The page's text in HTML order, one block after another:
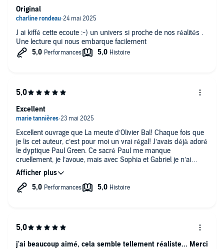
J ai kiffé cette ecoute :-) un univers si proche de nos réalités .
Une lecture qui nous embarque facilement
Original
Excellent ouvrage que La meute d’Olivier Bal! Chaque fois que
je lis cet auteur, c’est pour moi un vrai régal! J’avais déjà adoré
le dyptique Paul Green. Ce sacré Paul me manque
cruellement, je l’avoue, mais avec Sophia et Gabriel je n’ai
aucunement perdu au change. Un grand bravo et merci à
Olivier Bal d’avoir écrit ce polar bourré de suspense! Il serait
inconvenant d’oublier Florian Wormser qui a donné encore
Excellent
j'ai beaucoup aimé, cela semble tellement réaliste... Merci